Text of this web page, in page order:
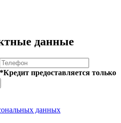
данные
*Кредит предоставляется только
данных